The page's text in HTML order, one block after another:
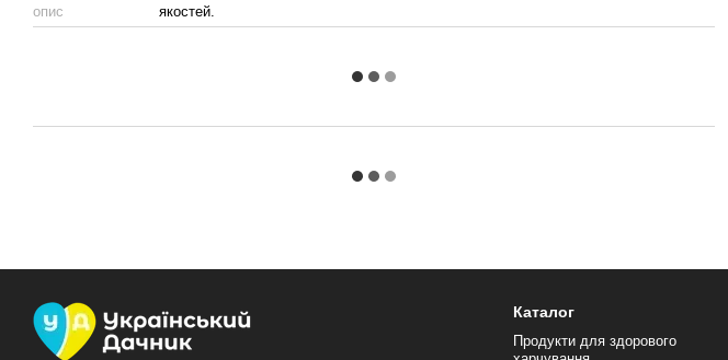
опис
якостей.
Каталог
Продукти для здорового